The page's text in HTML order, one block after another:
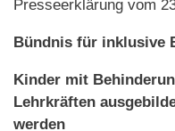
Presseerklärung vom
Bündnis für inklusive
Kinder mit
Lehrkräften
werden